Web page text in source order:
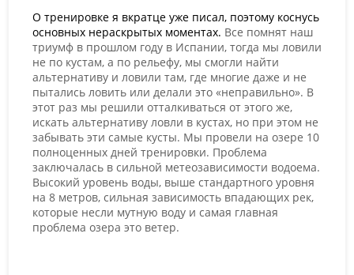
О тренировке я вкратце уже писал, поэтому коснусь
основных нераскрытых моментах. Все помнят наш
триумф в прошлом году в Испании, тогда мы ловили
не по кустам, а по рельефу, мы смогли найти
альтернативу и ловили там, где многие даже и не
пытались ловить или делали это «неправильно». В
этот раз мы решили отталкиваться от этого же,
искать альтернативу ловли в кустах, но при этом не
забывать эти самые кусты. Мы провели на озере 10
полноценных дней тренировки. Проблема
заключалась в сильной метеозависимости водоема.
Высокий уровень воды, выше стандартного уровня
на 8 метров, сильная зависимость впадающих рек,
которые несли мутную воду и самая главная
проблема озера это ветер.